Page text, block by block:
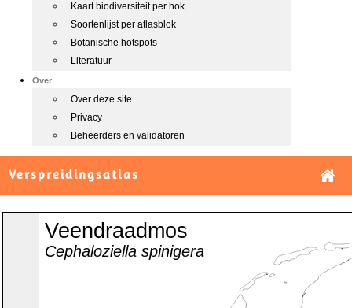
Kaart biodiversiteit per hok
Soortenlijst per atlasblok
Botanische hotspots
Literatuur
Over
Over deze site
Privacy
Beheerders en validatoren
Verspreidingsatlas